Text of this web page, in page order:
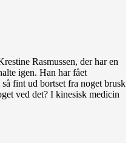
Rasmussen, der har en
igen. Han har fået
fint ud bortset fra noget brusk
ved det? I kinesisk medicin